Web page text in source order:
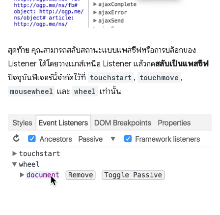
สุดท้าย คุณสามารถสลับสถานะแบบแพสซีฟหรือการบล็อกของ
Listener ได้โดยวางเมาส์เหนือ Listener แล้วกดสลับเป็นแพสซีฟ
ปัจจุบันฟีเจอร์นี้จํากัดไว้ที่ touchstart , touchmove ,
mousewheel และ wheel เท่านั้น